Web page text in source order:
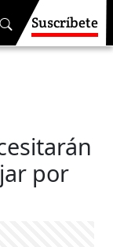
Suscríbete
por